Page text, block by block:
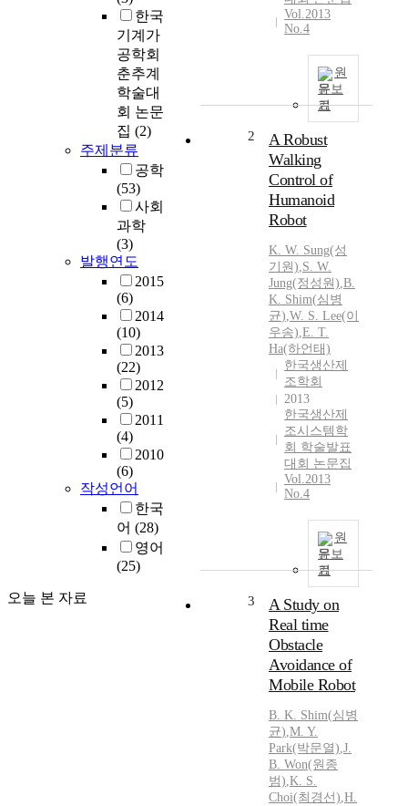
한국
기계가
공학회
춘추계
학술대
회 논문
집 (2)
주제분류
공학
(53)
사회
과학
(3)
발행연도
2015
(6)
2014
(10)
2013
(22)
2012
(5)
2011
(4)
2010
(6)
작성언어
한국
어 (28)
영어
(25)
오늘 본 자료
Vol.2013
No.4
원
문보
기
2
A Robust
Walking
Control of
Humanoid
Robot
K. W. Sung(성
기원),S. W.
Jung(정성원),B.
K. Shim(심병
균),W. S. Lee(이
우송),E. T.
Ha(하언태)
한국생산제
조학회
2013
한국생산제
조시스템학
회 학술발표
대회 논문집
Vol.2013
No.4
원
문보
기
3
A Study on
Real time
Obstacle
Avoidance of
Mobile Robot
B. K. Shim(심병
균),M. Y.
Park(박문열),J.
B. Won(원종
범),K. S.
Choi(최경선),H.